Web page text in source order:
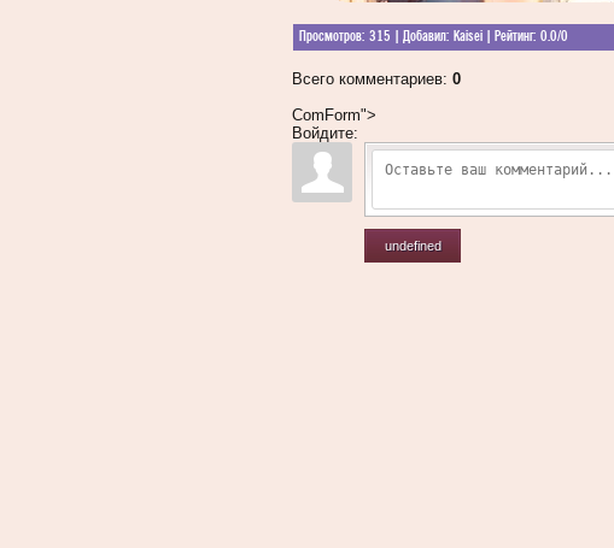
Просмотров: 315 | Добавил: Kaisei Рейтинг: 0.0/0
Всего комментариев: 0
ComForm">
Войдите:
undefined